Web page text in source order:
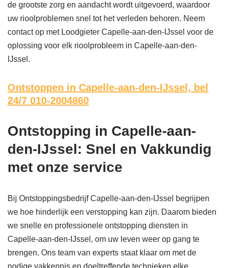
de grootste zorg en aandacht wordt uitgevoerd, waardoor
uw rioolproblemen snel tot het verleden behoren. Neem
contact op met Loodgieter Capelle-aan-den-IJssel voor de
oplossing voor elk rioolprobleem in Capelle-aan-den-
IJssel.
Ontstoppen in Capelle-aan-den-IJssel, bel
24/7 010-2004860
Ontstopping in Capelle-aan-
den-IJssel: Snel en Vakkundig
met onze service
Bij Ontstoppingsbedrijf Capelle-aan-den-IJssel begrijpen
we hoe hinderlijk een verstopping kan zijn. Daarom bieden
we snelle en professionele ontstopping diensten in
Capelle-aan-den-IJssel, om uw leven weer op gang te
brengen. Ons team van experts staat klaar om met de
nodige vakkennis en doeltreffende technieken elke